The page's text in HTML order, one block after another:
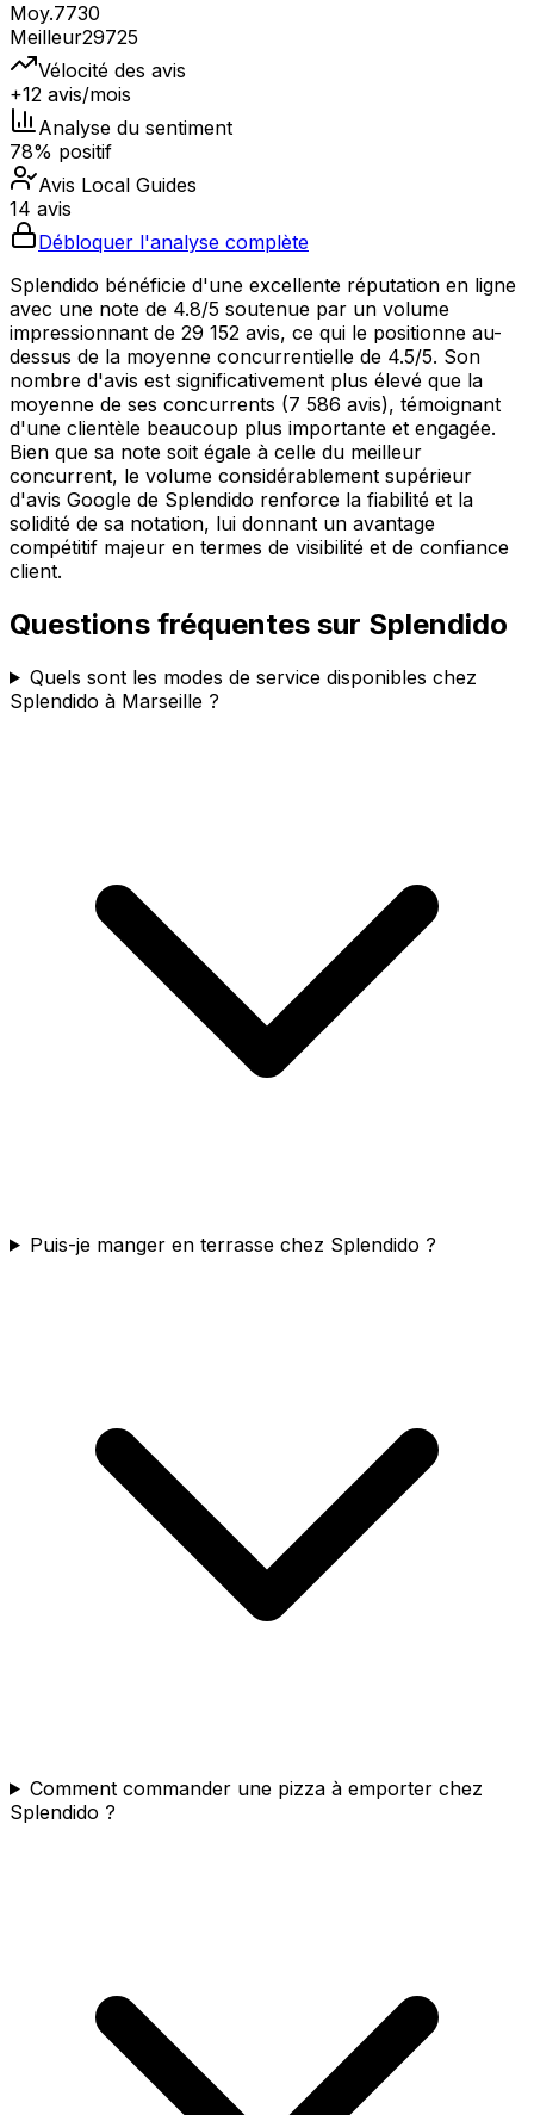
Moy.7730
Meilleur29725
Vélocité des avis
+12 avis/mois
Analyse du sentiment
78% positif
Avis Local Guides
14 avis
Débloquer l'analyse complète
Splendido bénéficie d'une excellente réputation en ligne
avec une note de 4.8/5 soutenue par un volume
impressionnant de 29 152 avis, ce qui le positionne au-
dessus de la moyenne concurrentielle de 4.5/5. Son
nombre d'avis est significativement plus élevé que la
moyenne de ses concurrents (7 586 avis), témoignant
d'une clientèle beaucoup plus importante et engagée.
Bien que sa note soit égale à celle du meilleur
concurrent, le volume considérablement supérieur
d'avis Google de Splendido renforce la fiabilité et la
solidité de sa notation, lui donnant un avantage
compétitif majeur en termes de visibilité et de confiance
client.
Questions fréquentes sur Splendido
Quels sont les modes de service disponibles chez
Splendido à Marseille ?
Puis-je manger en terrasse chez Splendido ?
Comment commander une pizza à emporter chez
Splendido ?